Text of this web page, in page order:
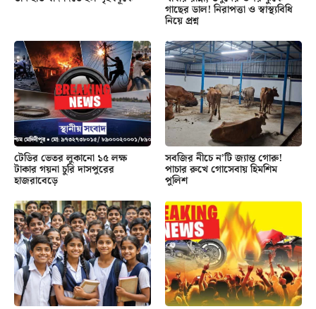
গাছের ডাল! নিরাপত্তা ও স্বাস্থ্যবিধি
নিয়ে প্রশ্ন
টেডির ভেতর লুকানো ১৫ লক্ষ
টাকার গয়না চুরি দাসপুরের
হাজরাবেড়ে
সবজির নীচে ন’টি জ্যান্ত গোরু!
পাচার রুখে গোসেবায় হিমশিম
পুলিশ